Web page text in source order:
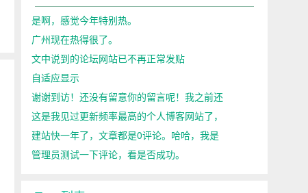
是啊，感觉今年特别热。
广州现在热得很了。
文中说到的论坛网站已不再正常发贴
自适应显示
谢谢到访！还没有留意你的留言呢！我之前还
这是我见过更新频率最高的个人博客网站了，
建站快一年了，文章都是0评论。哈哈，我是
管理员测试一下评论，看是否成功。